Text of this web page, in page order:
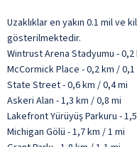
Uzaklıklar en yakın 0.1 mil
gösterilmektedir.
Wintrust Arena Stadyumu - 0,2
McCormick Place - 0,2 km / 0,1
State Street - 0,6 km / 0,4 mi
Askeri Alan - 1,3 km / 0,8 mi
Lakefront Yürüyüş Parkuru -
Michigan Gölü - 1,7 km / 1 mi